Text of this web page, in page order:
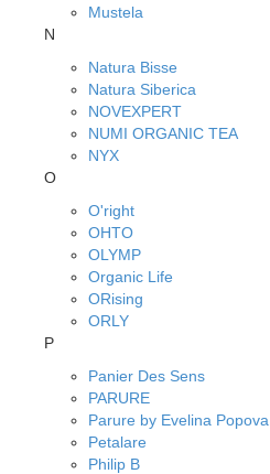
Mustela
N
Natura Bisse
Natura Siberica
NOVEXPERT
NUMI ORGANIC TEA
NYX
O
O'right
OHTO
OLYMP
Organic Life
ORising
ORLY
P
Panier Des Sens
PARURE
Parure by Evelina Popova
Petalare
Philip B